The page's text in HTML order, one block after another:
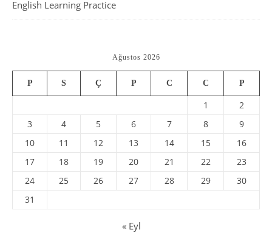
English Learning Practice
Ağustos 2026
P S Ç P C C P
1
2
3
4 5 6 7 8
9
10
11 12 13 14 15
16
17
18 19 20 21 22
23
24
25 26 27 28 29
30
31
« Eyl